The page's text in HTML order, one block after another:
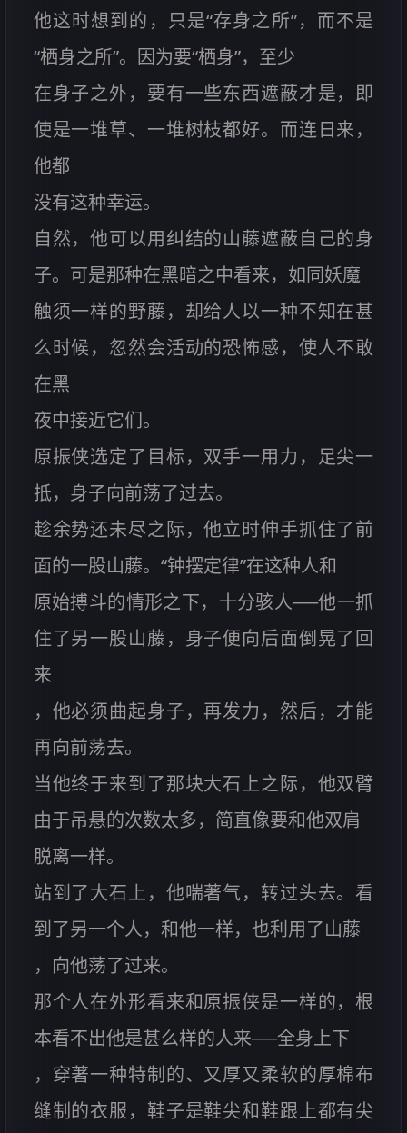
他这时想到的，只是“存身之所”，而不是
“栖身之所”。因为要“栖身”，至少
在身子之外，要有一些东西遮蔽才是，即
使是一堆草、一堆树枝都好。而连日来，
他都
没有这种幸运。
自然，他可以用纠结的山藤遮蔽自己的身
子。可是那种在黑暗之中看来，如同妖魔
触须一样的野藤，却给人以一种不知在甚
么时候，忽然会活动的恐怖感，使人不敢
在黑
夜中接近它们。
原振侠选定了目标，双手一用力，足尖一
抵，身子向前荡了过去。
趁余势还未尽之际，他立时伸手抓住了前
面的一股山藤。“钟摆定律”在这种人和
原始搏斗的情形之下，十分骇人──他一抓
住了另一股山藤，身子便向后面倒晃了回
来
，他必须曲起身子，再发力，然后，才能
再向前荡去。
当他终于来到了那块大石上之际，他双臂
由于吊悬的次数太多，简直像要和他双肩
脱离一样。
站到了大石上，他喘著气，转过头去。看
到了另一个人，和他一样，也利用了山藤
，向他荡了过来。
那个人在外形看来和原振侠是一样的，根
本看不出他是甚么样的人来──全身上下
，穿著一种特制的、又厚又柔软的厚棉布
缝制的衣服，鞋子是鞋尖和鞋跟上都有尖